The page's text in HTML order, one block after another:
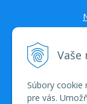
Vaše
Súbory cookie
pre vás.